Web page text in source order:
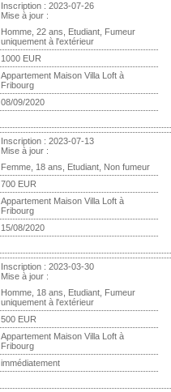
Inscription : 2023-07-26
Mise à jour :
Homme, 22 ans, Etudiant, Fumeur
uniquement à l'extérieur
1000 EUR
Appartement Maison Villa Loft à
Fribourg
08/09/2020
Inscription : 2023-07-13
Mise à jour :
Femme, 18 ans, Etudiant, Non fumeur
700 EUR
Appartement Maison Villa Loft à
Fribourg
15/08/2020
Inscription : 2023-03-30
Mise à jour :
Homme, 18 ans, Etudiant, Fumeur
uniquement à l'extérieur
500 EUR
Appartement Maison Villa Loft à
Fribourg
immédiatement